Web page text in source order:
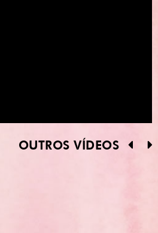
OUTROS VÍDEOS